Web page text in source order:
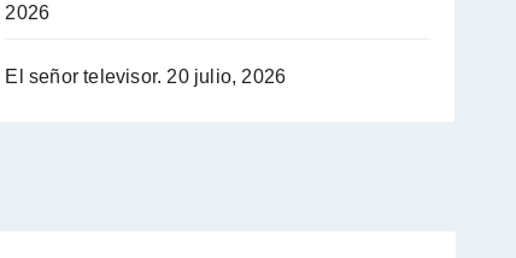
2026
El señor televisor. 20 julio, 2026